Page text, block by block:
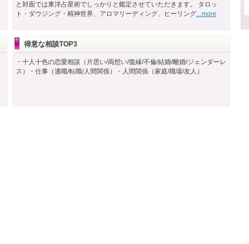
と対面では東洋占星術でしっかりと鑑定させていただきます。 タロッ
ト・ダウジング・精神世界、アロマリーディング、ヒーリング ...more
得意な相談TOP3
・十人十色の恋愛相談（片思い/両想い/復縁/不倫/結婚/離婚/ジェンダーレ
ス）・仕事（適職/転職/人間関係）・人間関係（家庭/職場/友人）